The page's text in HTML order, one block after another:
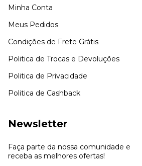
Minha Conta
Meus Pedidos
Condições de Frete Grátis
Politica de Trocas e Devoluções
Politica de Privacidade
Politica de Cashback
Newsletter
Faça parte da nossa comunidade e
receba as melhores ofertas!